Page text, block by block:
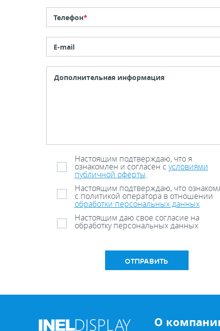
Телефон*
E-mail
Настоящим подтверждаю, что я
ознакомлен и согласен с условиями
публичной оферты.
Настоящим подтверждаю, что
с политикой оператора в отношении
обработки персональных данных
Настоящим даю свое согласие на
обработку персональных данных
ОТПРАВИТЬ
О